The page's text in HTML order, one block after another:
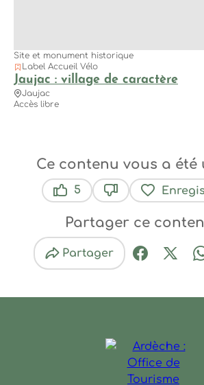
Site et monument historique
Label Accueil Vélo
Jaujac : village de caractère
Jaujac
Accès libre
Ce contenu vous a été
5
Partager ce
Partager
Partager